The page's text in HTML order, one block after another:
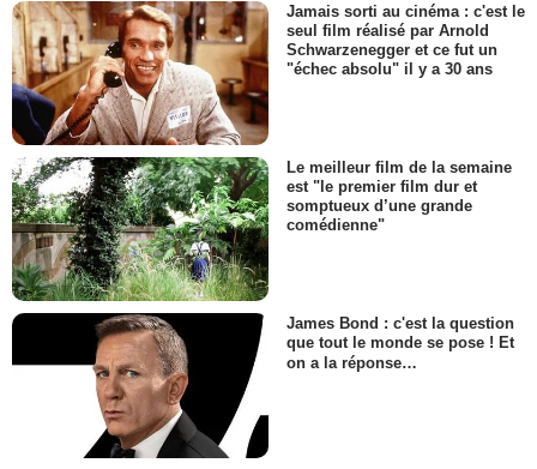
Jamais sorti au cinéma : c'est le
seul film réalisé par Arnold
Schwarzenegger et ce fut un
"échec absolu" il y a 30 ans
Le meilleur film de la semaine
est "le premier film dur et
somptueux d’une grande
comédienne"
James Bond : c'est la question
que tout le monde se pose ! Et
on a la réponse…